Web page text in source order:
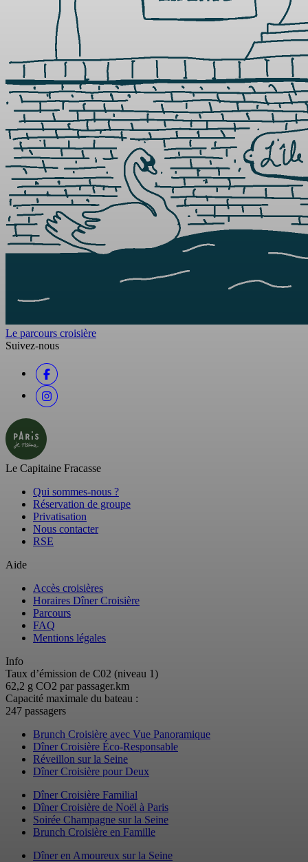
Le parcours croisière
Suivez-nous
Le Capitaine Fracasse
Qui sommes-nous ?
Réservation de groupe
Privatisation
Nous contacter
RSE
Aide
Accès croisières
Horaires Dîner Croisière
Parcours
FAQ
Mentions légales
Info
Taux d’émission de C02 (niveau 1)
62,2 g CO2 par passager.km
Capacité maximale du bateau :
247 passagers
Brunch Croisière avec Vue Panoramique
Dîner Croisière Éco-Responsable
Réveillon sur la Seine
Dîner Croisière pour Deux
Dîner Croisière Familial
Dîner Croisière de Noël à Paris
Soirée Champagne sur la Seine
Brunch Croisière en Famille
Dîner en Amoureux sur la Seine